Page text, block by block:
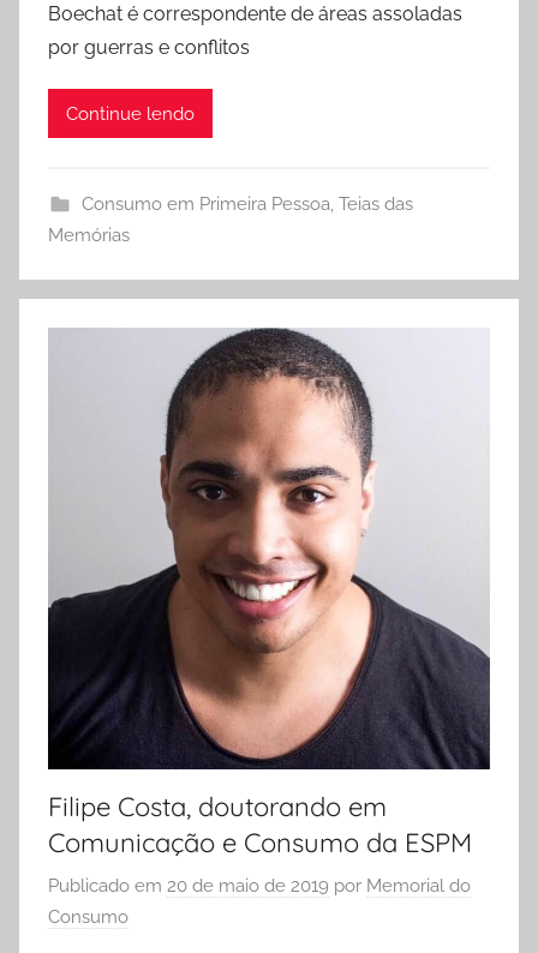
Boechat é correspondente de áreas assoladas
por guerras e conflitos
Continue lendo
Consumo em Primeira Pessoa, Teias das
Memórias
Filipe Costa, doutorando em
Comunicação e Consumo da ESPM
Publicado em 20 de maio de 2019 por Memorial do
Consumo